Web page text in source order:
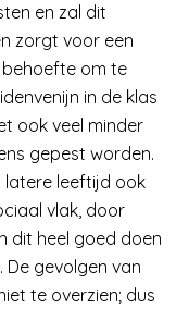
en zal dit
zorgt voor een
om te
in de klas
ook veel minder
gepest worden.
latere leeftijd ook
vlak, door
dit heel goed doen
gevolgen van
te overzien; dus